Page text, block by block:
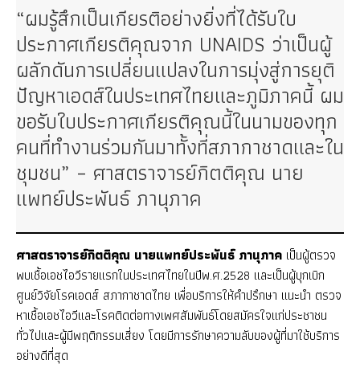
“ผมรู้สึกเป็นเกียรติอย่างยิ่งที่ได้รับใบ
ประกาศเกียรติคุณจาก UNAIDS ว่าเป็นผู้
ผลักดันการเปลี่ยนแปลงในการมุ่งสู่การยุติ
ปัญหาเอดส์ในประเทศไทยและภูมิภาคนี้ ผม
ขอรับใบประกาศเกียรติคุณนี้ในนามของทุก
คนที่ทำงานร่วมกันมาทั้งที่สภากาชาดและใน
ชุมชน” – ศาสตราจารย์กิตติคุณ นาย
แพทย์ประพันธ์ ภานุภาค
ศาสตราจารย์กิตติคุณ นายแพทย์ประพันธ์ ภานุภาค เป็นผู้ตรวจ
พบเชื้อเอชไอวีรายแรกในประเทศไทยในปีพ.ศ.2528 และเป็นผู้บุกเบิก
ศูนย์วิจัยโรคเอดส์ สภากาชาดไทย เพื่อบริการให้คำปรึกษา แนะนำ ตรวจ
หาเชื้อเอชไอวีและโรคติดต่อทางเพศสัมพันธ์โดยสมัครใจแก่ประชาชน
ทั่วไปและผู้มีพฤติกรรมเสี่ยง โดยมีการรักษาความลับของผู้ที่มาใช้บริการ
อย่างดีที่สุด